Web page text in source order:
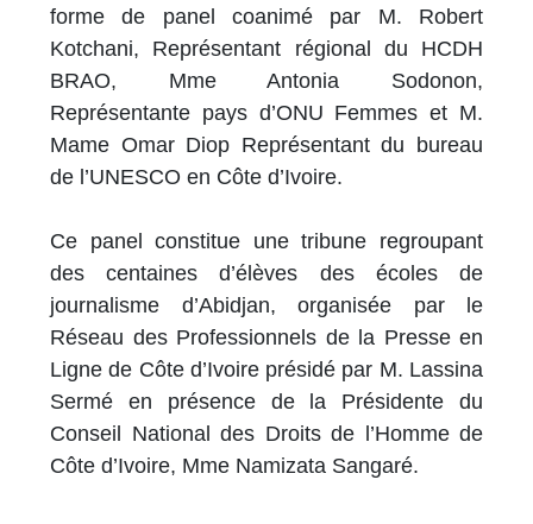
forme de panel coanimé par M. Robert
Kotchani, Représentant régional du HCDH
BRAO, Mme Antonia Sodonon,
Représentante pays d’ONU Femmes et M.
Mame Omar Diop Représentant du bureau
de l’UNESCO en Côte d’Ivoire.
Ce panel constitue une tribune regroupant
des centaines d’élèves des écoles de
journalisme d’Abidjan, organisée par le
Réseau des Professionnels de la Presse en
Ligne de Côte d’Ivoire présidé par M. Lassina
Sermé en présence de la Présidente du
Conseil National des Droits de l’Homme de
Côte d’Ivoire, Mme Namizata Sangaré.